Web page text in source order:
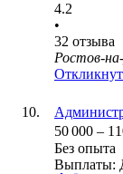
4.2
•
32 отзыва
Ростов-
50 000 –
Без опыта
Выплаты: